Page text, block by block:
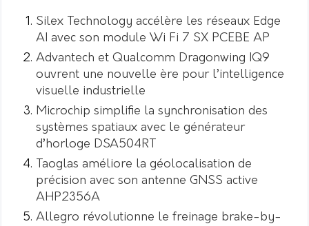
Silex Technology accélère les réseaux Edge
AI avec son module Wi Fi 7 SX PCEBE AP
Advantech et Qualcomm Dragonwing IQ9
ouvrent une nouvelle ère pour l’intelligence
visuelle industrielle
Microchip simplifie la synchronisation des
systèmes spatiaux avec le générateur
d’horloge DSA504RT
Taoglas améliore la géolocalisation de
précision avec son antenne GNSS active
AHP2356A
Allegro révolutionne le freinage brake-by-